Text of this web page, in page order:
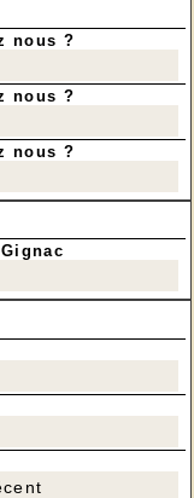
nous ?
nous ?
nous ?